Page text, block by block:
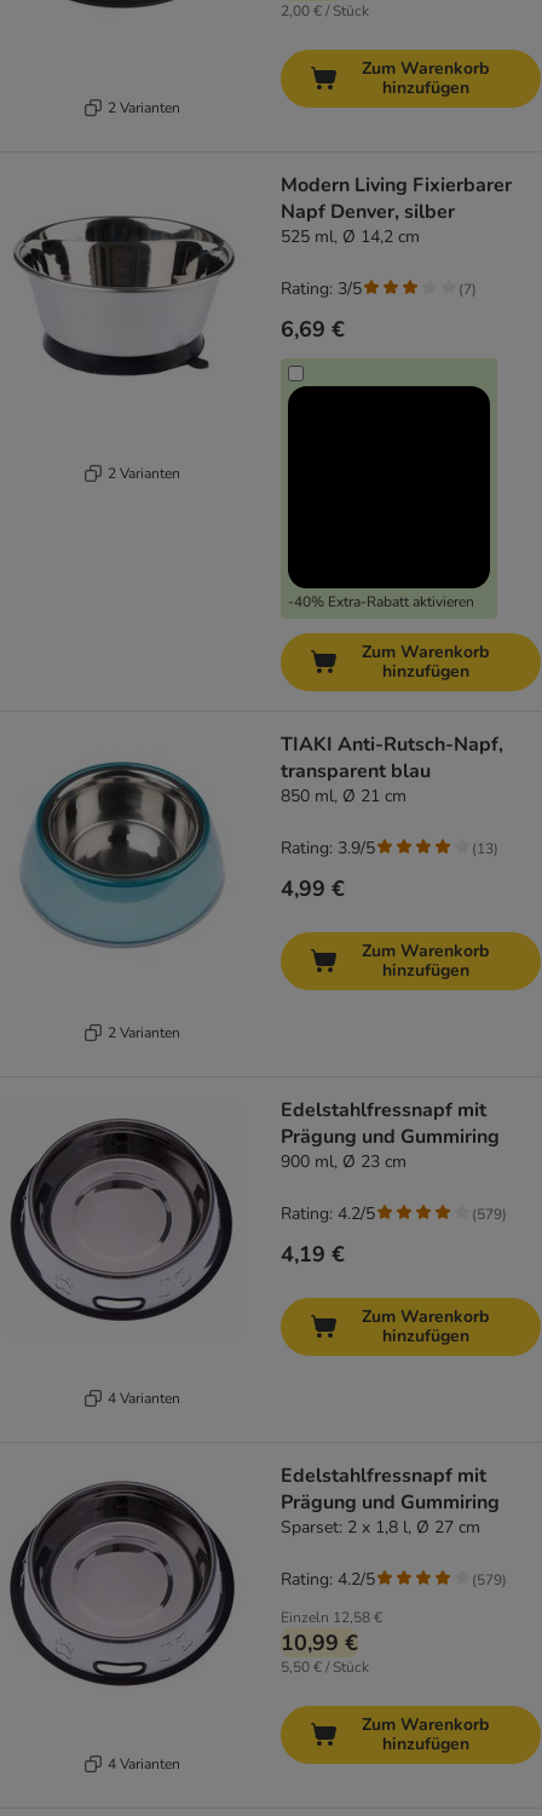
2 Varianten
2,00 € / Stück
Zum Warenkorb
hinzufügen
2 Varianten
Modern Living Fixierbarer
Napf Denver, silber
525 ml, Ø 14,2 cm
6,69 €
-40% Extra-Rabatt aktivieren
Rating: 3/5 (7)
Zum Warenkorb
hinzufügen
2 Varianten
TIAKI Anti-Rutsch-Napf,
transparent blau
850 ml, Ø 21 cm
4,99 €
Rating: 3.9/5 (13)
Zum Warenkorb
hinzufügen
4 Varianten
Edelstahlfressnapf mit
Prägung und Gummiring
900 ml, Ø 23 cm
4,19 €
Rating: 4.2/5 (579)
Zum Warenkorb
hinzufügen
4 Varianten
Edelstahlfressnapf mit
Prägung und Gummiring
Sparset: 2 x 1,8 l, Ø 27 cm
Einzeln 12,58 €
10,99 €
5,50 € / Stück
Rating: 4.2/5 (579)
Zum Warenkorb
hinzufügen